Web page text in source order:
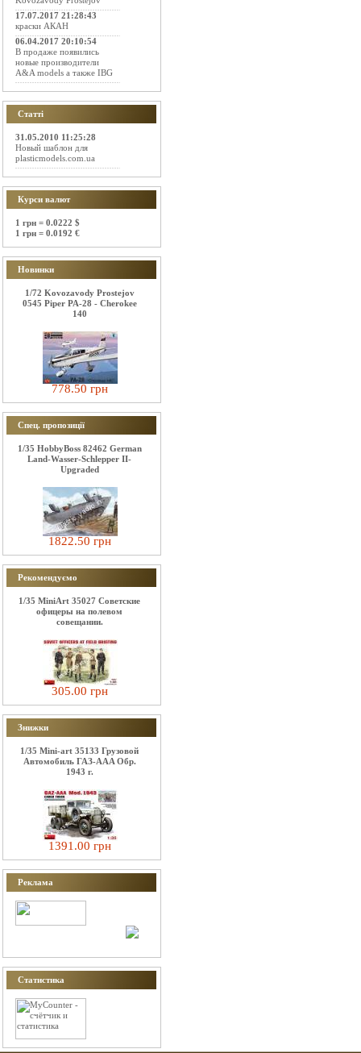
17.07.2017 21:28:43
краски АКАН
06.04.2017 20:10:54
В продаже появились
новые производители
A&A models а также IBG
Статті
31.05.2010 11:25:28
Новый шаблон для
plasticmodels.com.ua
Курси валют
1 грн = 0.0222 $
1 грн = 0.0192 €
Новинки
1/72 Kovozavody Prostejov
0545 Piper PA-28 - Cherokee
140
778.50 грн
Спец. пропозиції
1/35 HobbyBoss 82462 German
Land-Wasser-Schlepper II-
Upgraded
1822.50 грн
Рекомендуємо
1/35 MiniArt 35027 Советские
офицеры на полевом
совещании.
305.00 грн
Знижки
1/35 Mini-art 35133 Грузовой
Автомобиль ГАЗ-AAA Обр.
1943 г.
1391.00 грн
Реклама
Статистика